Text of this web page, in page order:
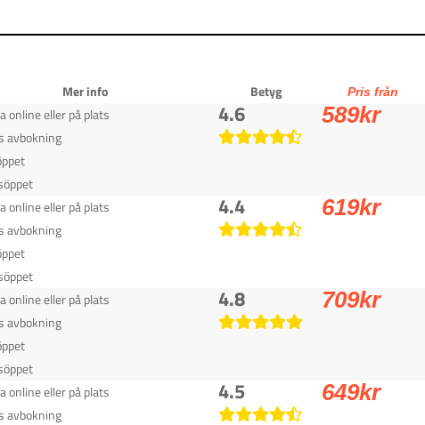
Mer info Betyg Pris från
online eller på plats
avbokning
4.6 589kr
online eller på plats
avbokning
4.4 619kr
online eller på plats
avbokning
4.8 709kr
online eller på plats
avbokning
4.5 649kr